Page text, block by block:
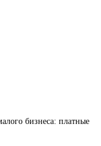
бизнеса: платные